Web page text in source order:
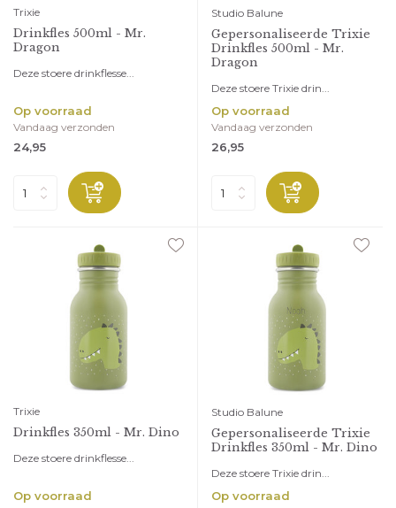
Trixie
Drinkfles 500ml - Mr.
Dragon
Deze stoere drinkflesse...
Op voorraad
Vandaag verzonden
24,95
Studio Balune
Gepersonaliseerde Trixie
Drinkfles 500ml - Mr.
Dragon
Deze stoere Trixie drin...
Op voorraad
Vandaag verzonden
26,95
Trixie
Drinkfles 350ml - Mr. Dino
Deze stoere drinkflesse...
Op voorraad
Studio Balune
Gepersonaliseerde Trixie
Drinkfles 350ml - Mr. Dino
Deze stoere Trixie drin...
Op voorraad